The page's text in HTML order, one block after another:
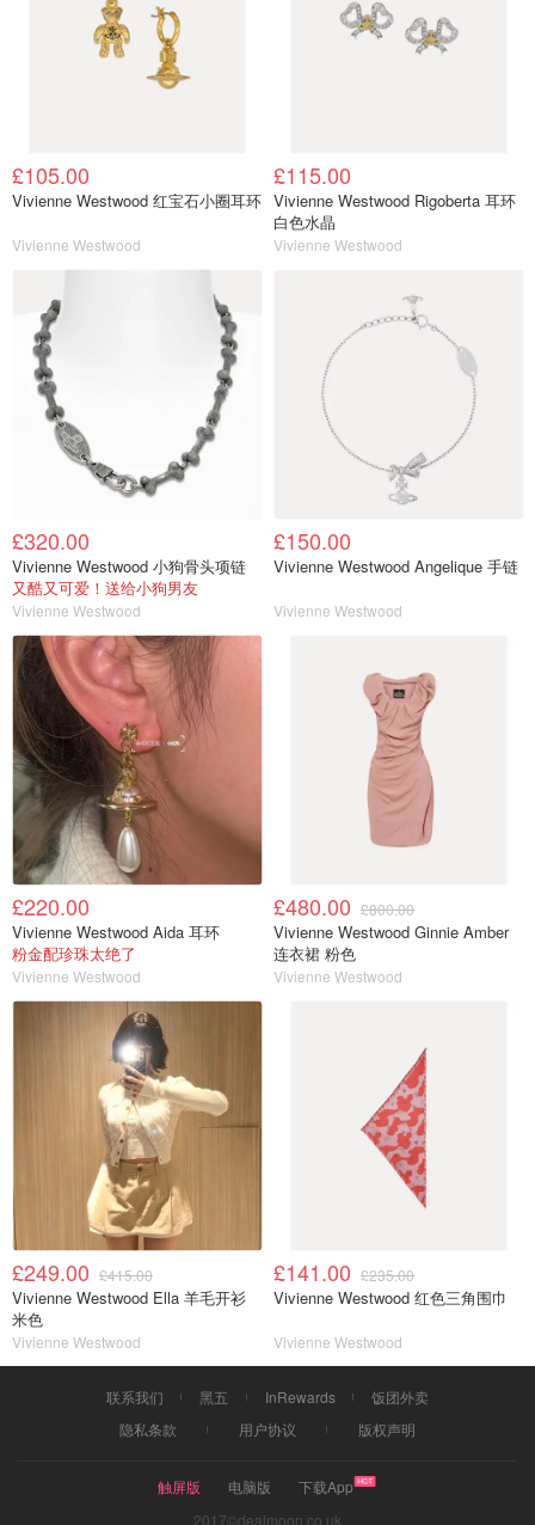
£105.00
Vivienne Westwood 红宝石小圈耳环
Vivienne Westwood
£115.00
Vivienne Westwood Rigoberta 耳环
白色水晶
Vivienne Westwood
£320.00
Vivienne Westwood 小狗骨头项链
又酷又可爱！送给小狗男友
Vivienne Westwood
£150.00
Vivienne Westwood Angelique 手链
Vivienne Westwood
£220.00
Vivienne Westwood Aida 耳环
粉金配珍珠太绝了
Vivienne Westwood
£480.00 £800.00
Vivienne Westwood Ginnie Amber
连衣裙 粉色
Vivienne Westwood
£249.00 £415.00
Vivienne Westwood Ella 羊毛开衫
米色
Vivienne Westwood
£141.00 £235.00
Vivienne Westwood 红色三角围巾
Vivienne Westwood
联系我们 黑五 InRewards
饭团外卖
隐私条款
用户协议 版权声明
触屏版 电脑版
下载App
2017©dealmoon.co.uk